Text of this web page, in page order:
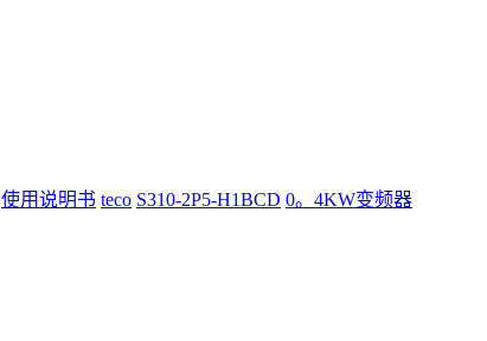
使用说明书 teco S310-2P5-H1BCD 0。4KW变频器